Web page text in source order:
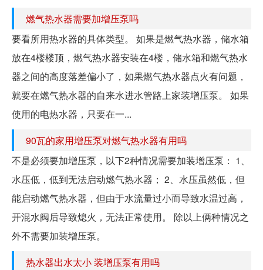
燃气热水器需要加增压泵吗
要看所用热水器的具体类型。 如果是燃气热水器，储水箱
放在4楼楼顶，燃气热水器安装在4楼，储水箱和燃气热水
器之间的高度落差偏小了，如果燃气热水器点火有问题，
就要在燃气热水器的自来水进水管路上家装增压泵。 如果
使用的电热水器，只要在一...
90瓦的家用增压泵对燃气热水器有用吗
不是必须要加增压泵，以下2种情况需要加装增压泵： 1、
水压低，低到无法启动燃气热水器； 2、水压虽然低，但
能启动燃气热水器，但由于水流量过小而导致水温过高，
开混水阀后导致熄火，无法正常使用。 除以上俩种情况之
外不需要加装增压泵。
热水器出水太小 装增压泵有用吗